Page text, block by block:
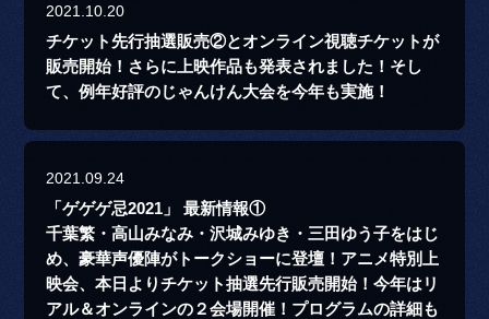
2021.10.20
チケット先行抽選販売②とオンライン視聴チケットが
販売開始！さらに上映作品も発表されました！そし
て、例年好評のじゃんけん大会を今年も実施！
2021.09.24
「ゲゲゲ忌2021」 最新情報①
千葉繁・高山みなみ・沢城みゆき・三田ゆう子をはじ
め、豪華声優陣がトークショーに登壇！アニメ特別上
映会、本日よりチケット抽選先行販売開始！今年はリ
アル＆オンラインの２会場開催！プログラムの詳細も